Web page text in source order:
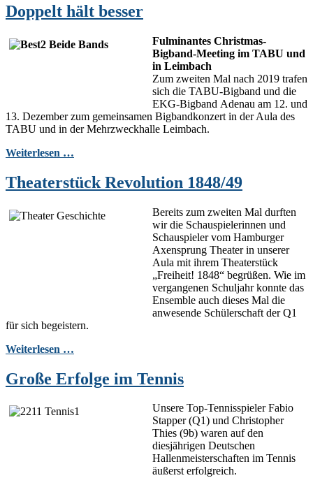
Doppelt hält besser
Fulminantes Christmas-
Bigband-Meeting im TABU und
in Leimbach
Zum zweiten Mal nach 2019 trafen
sich die TABU-Bigband und die
EKG-Bigband Adenau am 12. und
13. Dezember zum gemeinsamen Bigbandkonzert in der Aula des
TABU und in der Mehrzweckhalle Leimbach.
Weiterlesen …
Theaterstück Revolution 1848/49
Bereits zum zweiten Mal durften
wir die Schauspielerinnen und
Schauspieler vom Hamburger
Axensprung Theater in unserer
Aula mit ihrem Theaterstück
„Freiheit! 1848“ begrüßen. Wie im
vergangenen Schuljahr konnte das
Ensemble auch dieses Mal die
anwesende Schülerschaft der Q1
für sich begeistern.
Weiterlesen …
Große Erfolge im Tennis
Unsere Top-Tennisspieler Fabio
Stapper (Q1) und Christopher
Thies (9b) waren auf den
diesjährigen Deutschen
Hallenmeisterschaften im Tennis
äußerst erfolgreich.